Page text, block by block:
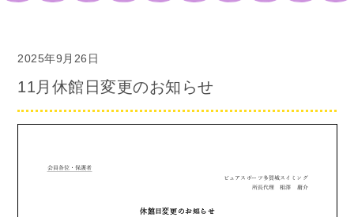
2025年9月26日
11月休館日変更のお知らせ